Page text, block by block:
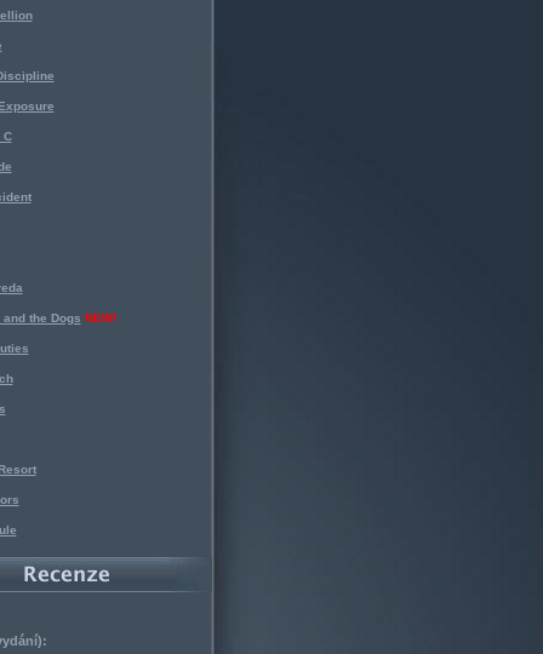
C
the Dogs NEW!